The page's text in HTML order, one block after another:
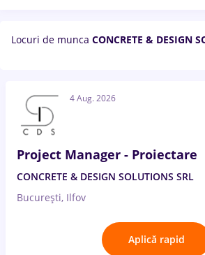
Locuri de munca CONCRETE & DESIGN
4 Aug. 2026
Project Manager - Proiectare
CONCRETE & DESIGN SOLUTIONS SRL
București, Ilfov
Aplică rapid